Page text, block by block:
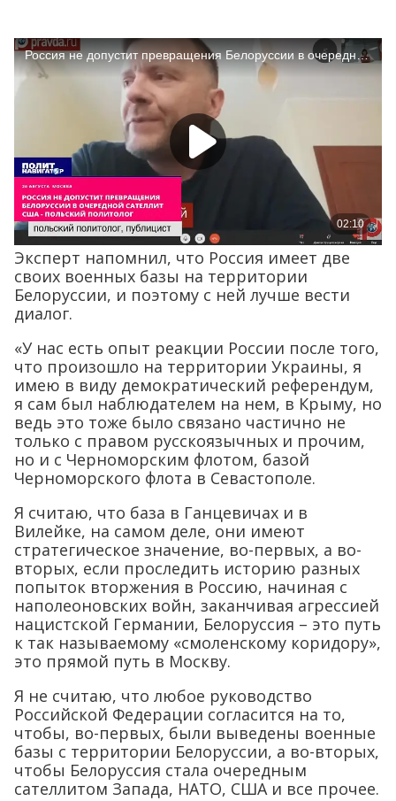
Эксперт напомнил, что Россия имеет две
своих военных базы на территории
Белоруссии, и поэтому с ней лучше вести
диалог.
«У нас есть опыт реакции России после того,
что произошло на территории Украины, я
имею в виду демократический референдум,
я сам был наблюдателем на нем, в Крыму, но
ведь это тоже было связано частично не
только с правом русскоязычных и прочим,
но и с Черноморским флотом, базой
Черноморского флота в Севастополе.
Я считаю, что база в Ганцевичах и в
Вилейке, на самом деле, они имеют
стратегическое значение, во-первых, а во-
вторых, если проследить историю разных
попыток вторжения в Россию, начиная с
наполеоновских войн, заканчивая агрессией
нацистской Германии, Белоруссия – это путь
к так называемому «смоленскому коридору»,
это прямой путь в Москву.
Я не считаю, что любое руководство
Российской Федерации согласится на то,
чтобы, во-первых, были выведены военные
базы с территории Белоруссии, а во-вторых,
чтобы Белоруссия стала очередным
сателлитом Запада, НАТО, США и все прочее.